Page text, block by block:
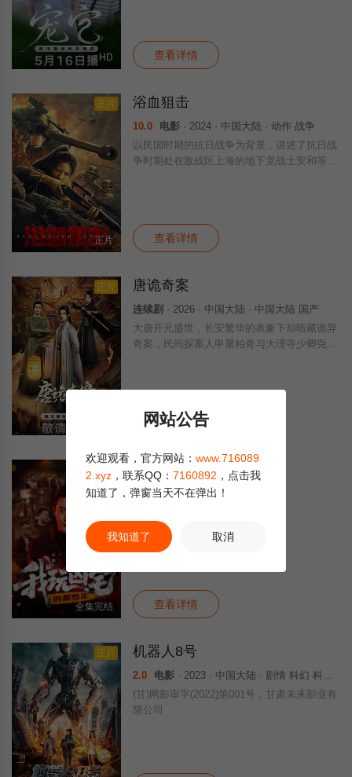
HD 查看详情
正片
正片
浴血狙击
10.0 电影 · 2024 · 中国大陆 · 动作 战争
以民国时期的抗日战争为背景，讲述了抗日战
争时期处在敌战区上海的地下党战士安和等革
查看详情
正片 唐诡奇案
连续剧 · 2026 · 中国大陆 · 中国大陆 国产
大唐开元盛世，长安繁华的表象下却暗藏诡异
奇案，民间探案人申屠柏奇与大理寺少卿尧
权欲痴妄，于亡魂前叩问真相，在无声处追讨
查看详情
全集完结
我玩凶宅的那些年
连续剧· 2026 · 中国大陆 · 短剧
查看详情
正片 机器人8号
2.0 电影 · 2023 · 中国大陆 · 剧情 科幻 科幻片
(甘)网影审字(2022)第001号，甘肃未来影业有
限公司
网站公告
欢迎观看，官方网站： www.716089
2.xyz ，联系QQ： 7160892 ，点击我
知道了，弹窗当天不在弹出！
我知道了 取消